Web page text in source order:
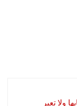
ولا تعبر